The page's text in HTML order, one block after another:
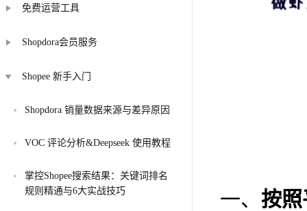
免费运营工具
Shopdora会员服务
Shopee 新手入门
Shopdora 销量数据来源与差异原因
VOC 评论分析&Deepseek 使用教程
掌控Shopee搜索结果：关键词排名
规则精通与6大实战技巧
一、 按